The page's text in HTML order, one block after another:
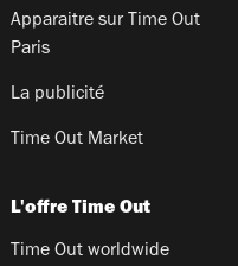
Apparaitre sur Time Out
Paris
La publicité
Time Out Market
L'offre Time Out
Time Out worldwide